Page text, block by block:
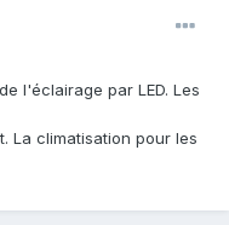
l'éclairage par LED. Les
La climatisation pour les